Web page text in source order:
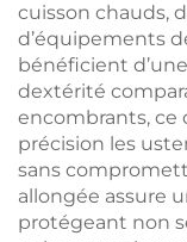
cuisson chauds,
d’équipements
bénéficient
dextérité
encombrants, ce
précision les
sans
allongée assure
protégeant non